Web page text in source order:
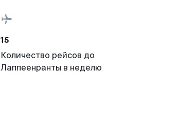
15
Количество рейсов до
Лаппеенранты в неделю